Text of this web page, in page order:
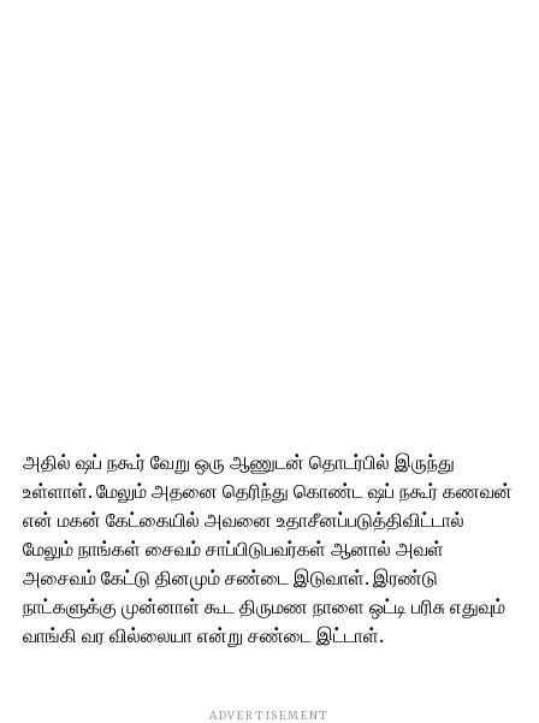
அதில் ஷப் நகூர் வேறு ஒரு ஆணுடன் தொடர்பில் இருந்து
உள்ளாள். மேலும் அதனை தெரிந்து கொண்ட ஷப் நகூர் கணவன்
என் மகன் கேட்கையில் அவனை உதாசீனப்படுத்திவிட்டால்
மேலும் நாங்கள் சைவம் சாப்பிடுபவர்கள் ஆனால் அவள்
அசைவம் கேட்டு தினமும் சண்டை இடுவாள். இரண்டு
நாட்களுக்கு முன்னாள் கூட திருமண நாளை ஒட்டி பரிசு எதுவும்
வாங்கி வர வில்லையா என்று சண்டை இட்டாள்.
ADVERTISEMENT